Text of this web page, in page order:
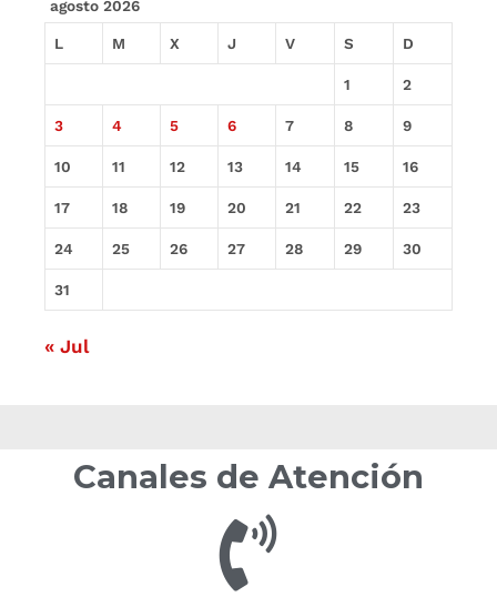
agosto 2026
L M X J V S D
1 2
3 4 5 6 7 8 9
10 11 12 13 14 15 16
17 18 19 20 21 22 23
24 25 26 27 28 29 30
31
« Jul
Canales de Atención